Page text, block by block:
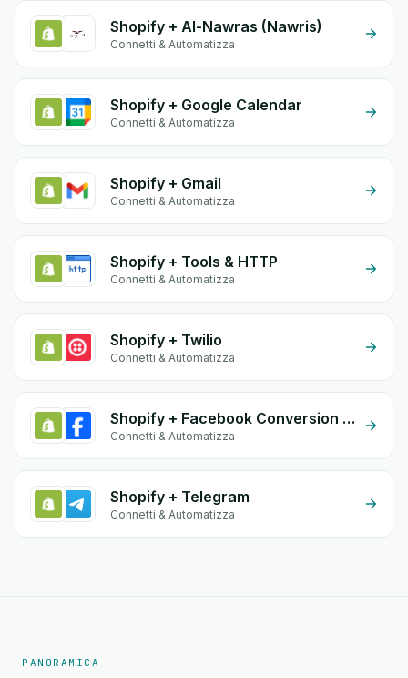
Shopify + Al-Nawras (Nawris)
Connetti & Automatizza
Shopify + Google Calendar
Connetti & Automatizza
Shopify + Gmail
Connetti & Automatizza
Shopify + Tools & HTTP
Connetti & Automatizza
Shopify + Twilio
Connetti & Automatizza
Shopify + Facebook Conversion API (CAPI)
Connetti & Automatizza
Shopify + Telegram
Connetti & Automatizza
PANORAMICA